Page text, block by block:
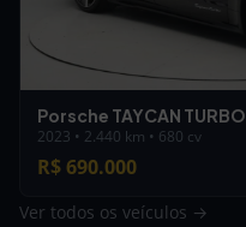
Porsche TAYCAN TURBO
2023 • 2.440 km • 680 cv
R$ 690.000
Ver todos os veículos →